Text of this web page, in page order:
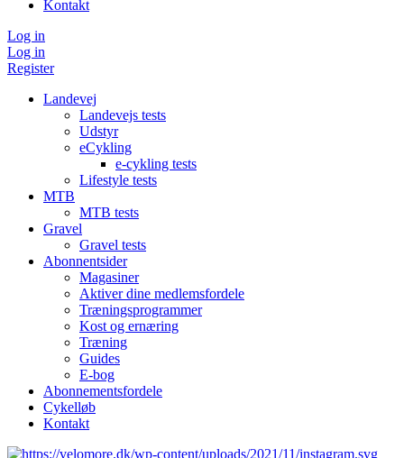
Kontakt
Log in
Log in
Register
Landevej
Landevejs tests
Udstyr
eCykling
e-cykling tests
Lifestyle tests
MTB
MTB tests
Gravel
Gravel tests
Abonnentsider
Magasiner
Aktiver dine medlemsfordele
Træningsprogrammer
Kost og ernæring
Træning
Guides
E-bog
Abonnementsfordele
Cykelløb
Kontakt